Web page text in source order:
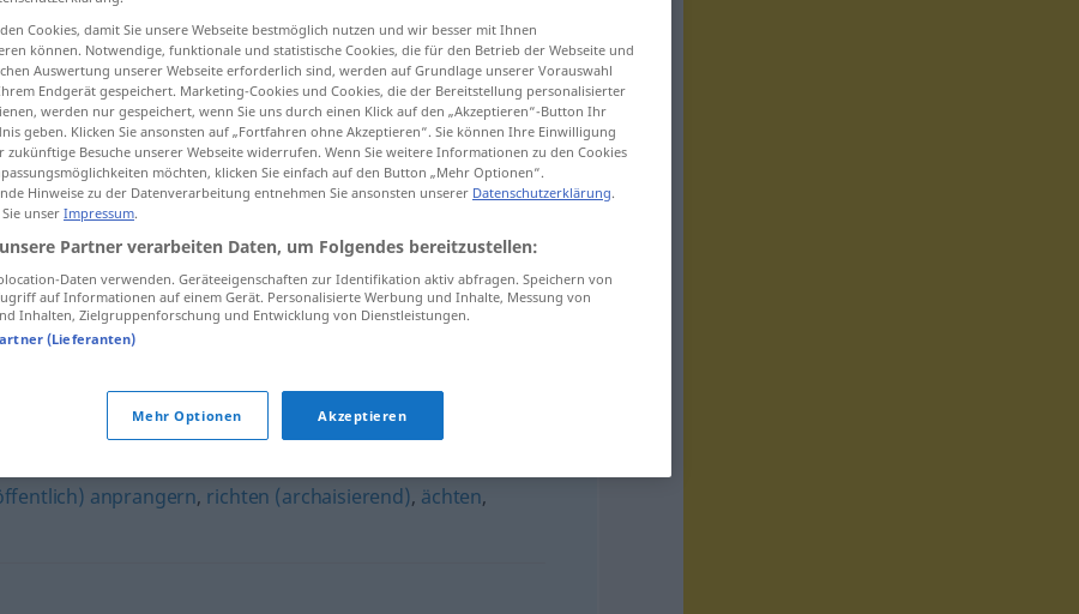
anprangern, richten (archaisierend), ächten,
Cookies, damit Sie unsere Webseite bestmöglich nutzen und wir besser mit Ihnen
können. Notwendige, funktionale und statistische Cookies, die für den Betrieb der Webseite und
Auswertung unserer Webseite erforderlich sind, werden auf Grundlage unserer Vorauswahl
Endgerät gespeichert. Marketing-Cookies und Cookies, die der Bereitstellung personalisierter
werden nur gespeichert, wenn Sie uns durch einen Klick auf den „Akzeptieren“-Button Ihr
geben. Klicken Sie ansonsten auf „Fortfahren ohne Akzeptieren“. Sie können Ihre Einwilligung
zukünftige Besuche unserer Webseite widerrufen. Wenn Sie weitere Informationen zu den Cookies
möchten, klicken Sie einfach auf den Button „Mehr Optionen“.
Hinweise zu der Datenverarbeitung entnehmen Sie ansonsten unserer Datenschutzerklärung.
unser Impressum.
Partner verarbeiten Daten, um Folgendes bereitzustellen:
Daten verwenden. Geräteeigenschaften zur Identifikation aktiv abfragen. Speichern von
auf Informationen auf einem Gerät. Personalisierte Werbung und Inhalte, Messung von
Inhalten, Zielgruppenforschung und Entwicklung von Dienstleistungen.
(Lieferanten)
Mehr Optionen Akzeptieren